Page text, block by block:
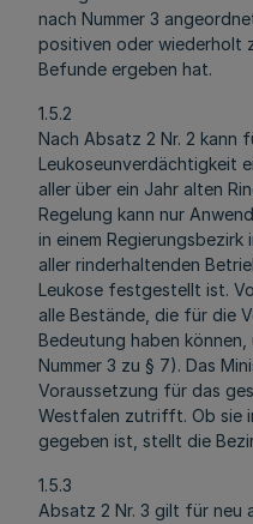
nach Nummer 3
positiven oder wiederholt
Befunde ergeben hat.
1.5.2
Nach Absatz 2 Nr. 2 kann
Leukoseunverdächtigkeit
aller über ein Jahr alten
Regelung kann nur
in einem
aller rinderhaltenden
Leukose festgestellt ist.
alle Bestände, die für die
Bedeutung haben
Nummer 3 zu § 7). Das
Voraussetzung für das
Westfalen zutrifft. Ob sie
gegeben ist, stellt die
1.5.3
Absatz 2 Nr. 3 gilt für neu